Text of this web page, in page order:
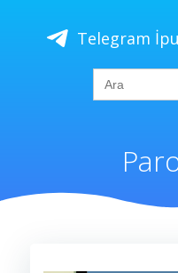
Telegram
Search
for: